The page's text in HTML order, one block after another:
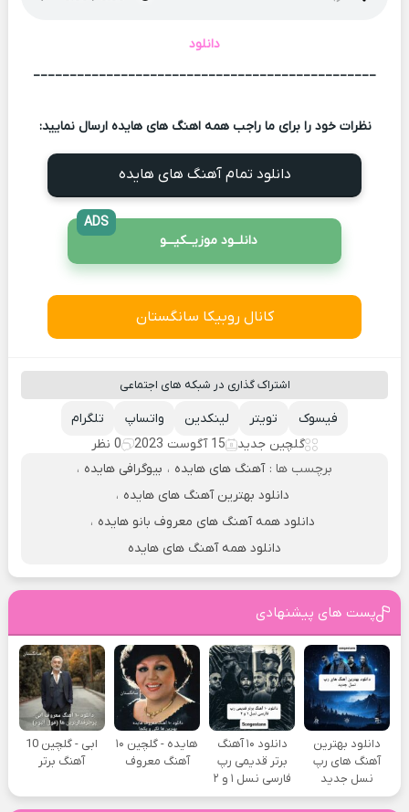
دانلود
_______________________________________________
نظرات خود را برای ما راجب همه اهنگ های هایده ارسال نمایید:
دانلود تمام آهنگ های هایده
دانلــود موزیــکیـــو
ADS
کانال روبیکا سانگستان
اشتراک گذاری در شبکه های اجتماعی
تلگرام واتساپ لینکدین تویتر
فیسوک
گلچین جدید
15 آگوست 2023
0 نظر
برچسب ها : آهنگ های هایده ، بیوگرافی هایده ،
دانلود بهترین آهنگ های هایده ،
دانلود همه آهنگ های معروف بانو هایده ،
دانلود همه آهنگ های هایده
پست های پیشنهادی
دانلود بهترین
آهنگ های رپ
نسل جدید
دانلود ۱۰ آهنگ
برتر قدیمی رپ
فارسی نسل ۱ و ۲
هایده - گلچین ۱۰
آهنگ معروف
ابی - گلچین 10
آهنگ برتر